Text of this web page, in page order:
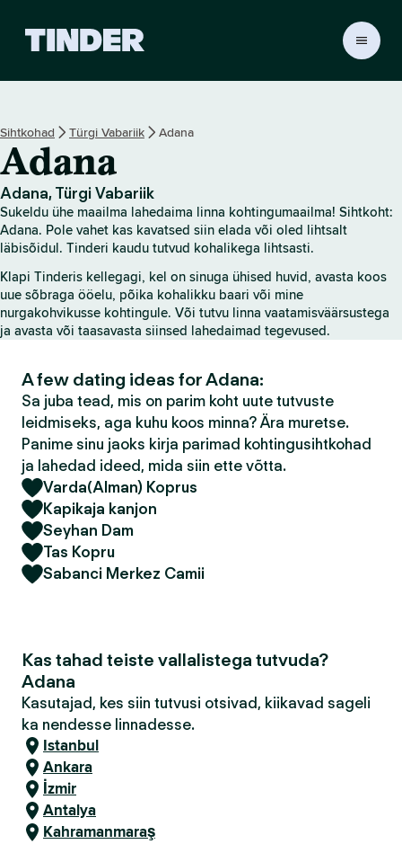
r
v
a
l
e
t
Sihtkohad Türgi Vabariik Adana
Adana
Adana, Türgi Vabariik
Sukeldu ühe maailma lahedaima linna kohtingumaailma! Sihtkoht:
Adana. Pole vahet kas kavatsed siin elada või oled lihtsalt
läbisõidul. Tinderi kaudu tutvud kohalikega lihtsasti.
Klapi Tinderis kellegagi, kel on sinuga ühised huvid, avasta koos
uue sõbraga ööelu, põika kohalikku baari või mine
nurgakohvikusse kohtingule. Või tutvu linna vaatamisväärsustega
ja avasta või taasavasta siinsed lahedaimad tegevused.
A few dating ideas for Adana:
Sa juba tead, mis on parim koht uute tutvuste
leidmiseks, aga kuhu koos minna? Ära muretse.
Panime sinu jaoks kirja parimad kohtingusihtkohad
ja lahedad ideed, mida siin ette võtta.
Varda(Alman) Koprus
Kapikaja kanjon
Seyhan Dam
Tas Kopru
Sabanci Merkez Camii
Kas tahad teiste vallalistega tutvuda?
Adana
Kasutajad, kes siin tutvusi otsivad, kiikavad sageli
ka nendesse linnadesse.
Istanbul
Ankara
İzmir
Antalya
Kahramanmaraş